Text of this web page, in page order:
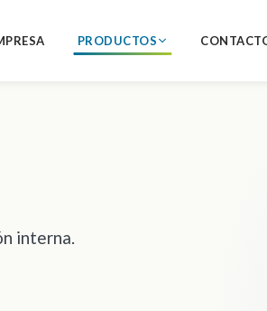
PRODUCTOS
interna.